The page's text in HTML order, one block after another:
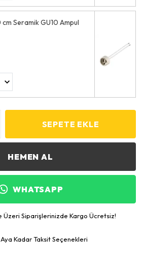
Seramik GU10 Ampul
SEPETE EKLE
HEMEN AL
WHATSAPP
Üzeri Siparişlerinizde Kargo Ücretsiz!
Aya Kadar Taksit Seçenekleri